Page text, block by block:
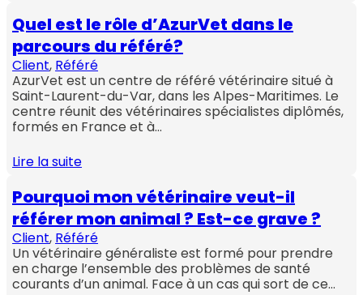
Quel est le rôle d’AzurVet dans le
parcours du référé?
Client, Référé
AzurVet est un centre de référé vétérinaire situé à
Saint-Laurent-du-Var, dans les Alpes-Maritimes. Le
centre réunit des vétérinaires spécialistes diplômés,
formés en France et à…
Lire la suite
Pourquoi mon vétérinaire veut-il
référer mon animal ? Est-ce grave ?
Client, Référé
Un vétérinaire généraliste est formé pour prendre
en charge l’ensemble des problèmes de santé
courants d’un animal. Face à un cas qui sort de ce…